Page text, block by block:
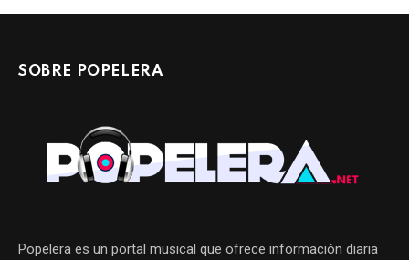
SOBRE POPELERA
Popelera es un portal musical que ofrece información diaria